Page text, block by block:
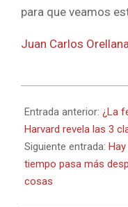
para que veamos
Juan Carlos Orellana
06-
03
Entrada anterior: ¿La
Harvard revela las 3
Siguiente entrada:
tiempo pasa más
cosas